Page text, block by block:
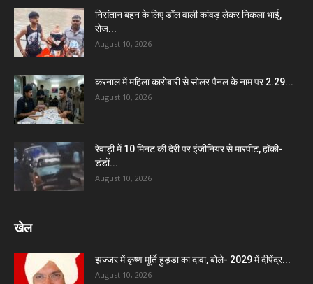
निसंतान बहन के लिए डॉल वाली कांवड़ लेकर निकला भाई,
रोज...
August 10, 2026
करनाल में महिला कारोबारी से सोलर पैनल के नाम पर 2.29...
August 10, 2026
रेवाड़ी में 10 मिनट की देरी पर इंजीनियर से मारपीट, हॉकी-
डंडों...
August 10, 2026
खेल
झज्जर में कृष्ण मूर्ति हुड्डा का दावा, बोले- 2029 में दीपेंद्र...
August 10, 2026